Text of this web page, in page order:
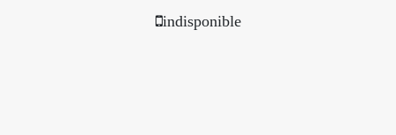
indisponible